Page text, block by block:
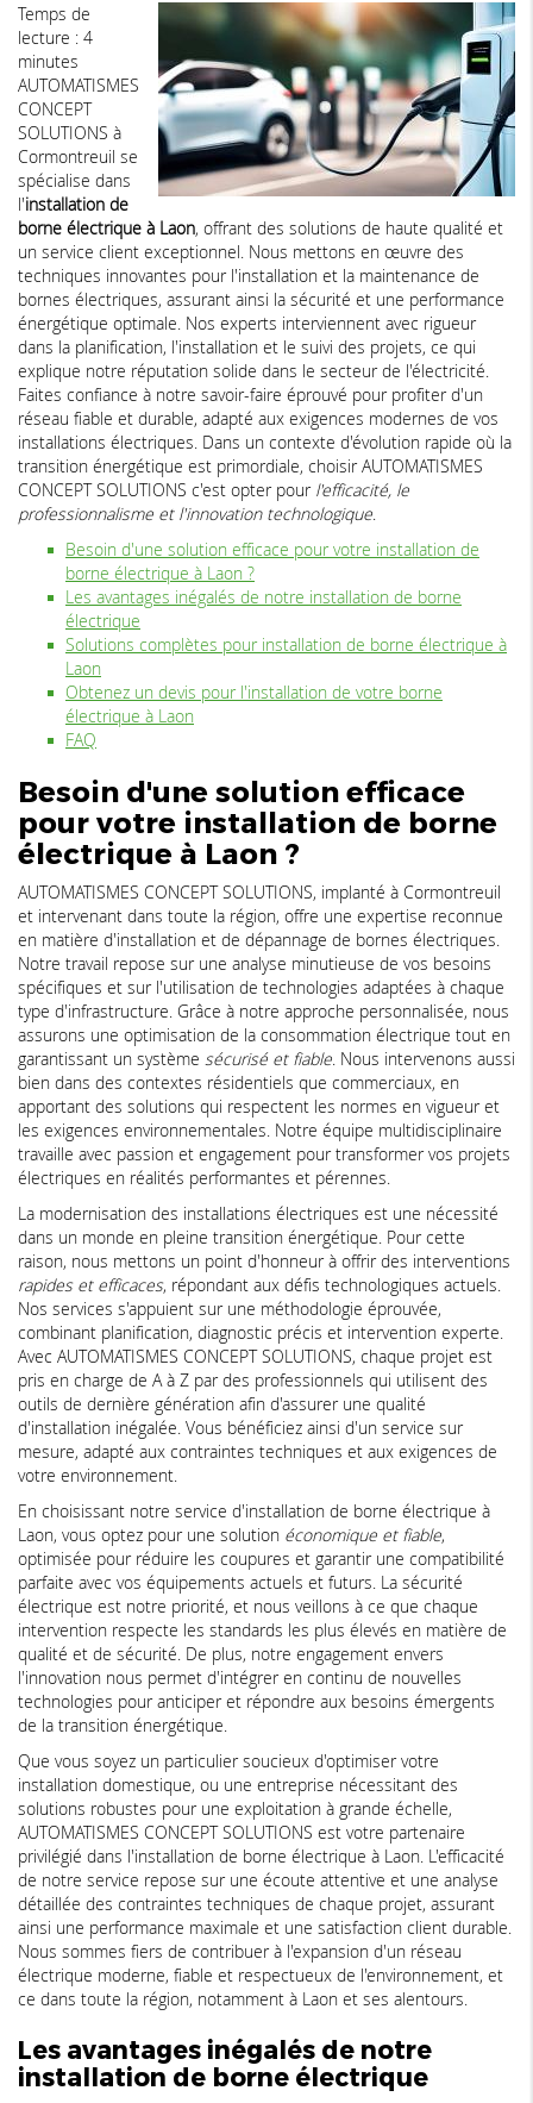
Temps de
lecture : 4
minutes
AUTOMATISMES
CONCEPT
SOLUTIONS à
Cormontreuil se
spécialise dans
l'installation de
borne électrique à Laon, offrant des solutions de haute qualité et
un service client exceptionnel. Nous mettons en œuvre des
techniques innovantes pour l'installation et la maintenance de
bornes électriques, assurant ainsi la sécurité et une performance
énergétique optimale. Nos experts interviennent avec rigueur
dans la planification, l'installation et le suivi des projets, ce qui
explique notre réputation solide dans le secteur de l'électricité.
Faites confiance à notre savoir-faire éprouvé pour profiter d'un
réseau fiable et durable, adapté aux exigences modernes de vos
installations électriques. Dans un contexte d'évolution rapide où la
transition énergétique est primordiale, choisir AUTOMATISMES
CONCEPT SOLUTIONS c'est opter pour l'efficacité, le
professionnalisme et l'innovation technologique
Besoin d'une solution efficace pour votre installation de
borne électrique à Laon ?
Les avantages inégalés de notre installation de borne
électrique
Solutions complètes pour installation de borne électrique à
Laon
Obtenez un devis pour l'installation de votre borne
électrique à Laon
FAQ
Besoin d'une solution efficace
pour votre installation de borne
électrique à Laon ?
AUTOMATISMES CONCEPT SOLUTIONS, implanté à Cormontreuil
et intervenant dans toute la région, offre une expertise reconnue
en matière d'installation et de dépannage de bornes électriques.
Notre travail repose sur une analyse minutieuse de vos besoins
spécifiques et sur l'utilisation de technologies adaptées à chaque
type d'infrastructure. Grâce à notre approche personnalisée, nous
assurons une optimisation de la consommation électrique tout en
garantissant un système sécurisé et fiable . Nous intervenons aussi
bien dans des contextes résidentiels que commerciaux, en
apportant des solutions qui respectent les normes en vigueur et
les exigences environnementales. Notre équipe multidisciplinaire
travaille avec passion et engagement pour transformer vos projets
électriques en réalités performantes et pérennes.
La modernisation des installations électriques est une nécessité
dans un monde en pleine transition énergétique. Pour cette
raison, nous mettons un point d'honneur à offrir des interventions
rapides et efficaces, répondant aux défis technologiques actuels.
Nos services s'appuient sur une méthodologie éprouvée,
combinant planification, diagnostic précis et intervention experte.
Avec AUTOMATISMES CONCEPT SOLUTIONS, chaque projet est
pris en charge de A à Z par des professionnels qui utilisent des
outils de dernière génération afin d'assurer une qualité
d'installation inégalée. Vous bénéficiez ainsi d'un service sur
mesure, adapté aux contraintes techniques et aux exigences de
votre environnement.
En choisissant notre service d'installation de borne électrique à
Laon, vous optez pour une solution économique et fiable,
optimisée pour réduire les coupures et garantir une compatibilité
parfaite avec vos équipements actuels et futurs. La sécurité
électrique est notre priorité, et nous veillons à ce que chaque
intervention respecte les standards les plus élevés en matière de
qualité et de sécurité. De plus, notre engagement envers
l'innovation nous permet d'intégrer en continu de nouvelles
technologies pour anticiper et répondre aux besoins émergents
de la transition énergétique.
Que vous soyez un particulier soucieux d'optimiser votre
installation domestique, ou une entreprise nécessitant des
solutions robustes pour une exploitation à grande échelle,
AUTOMATISMES CONCEPT SOLUTIONS est votre partenaire
privilégié dans l'installation de borne électrique à Laon. L'efficacité
de notre service repose sur une écoute attentive et une analyse
détaillée des contraintes techniques de chaque projet, assurant
ainsi une performance maximale et une satisfaction client durable.
Nous sommes fiers de contribuer à l'expansion d'un réseau
électrique moderne, fiable et respectueux de l'environnement, et
ce dans toute la région, notamment à Laon et ses alentours.
Les avantages inégalés de notre
installation de borne électrique